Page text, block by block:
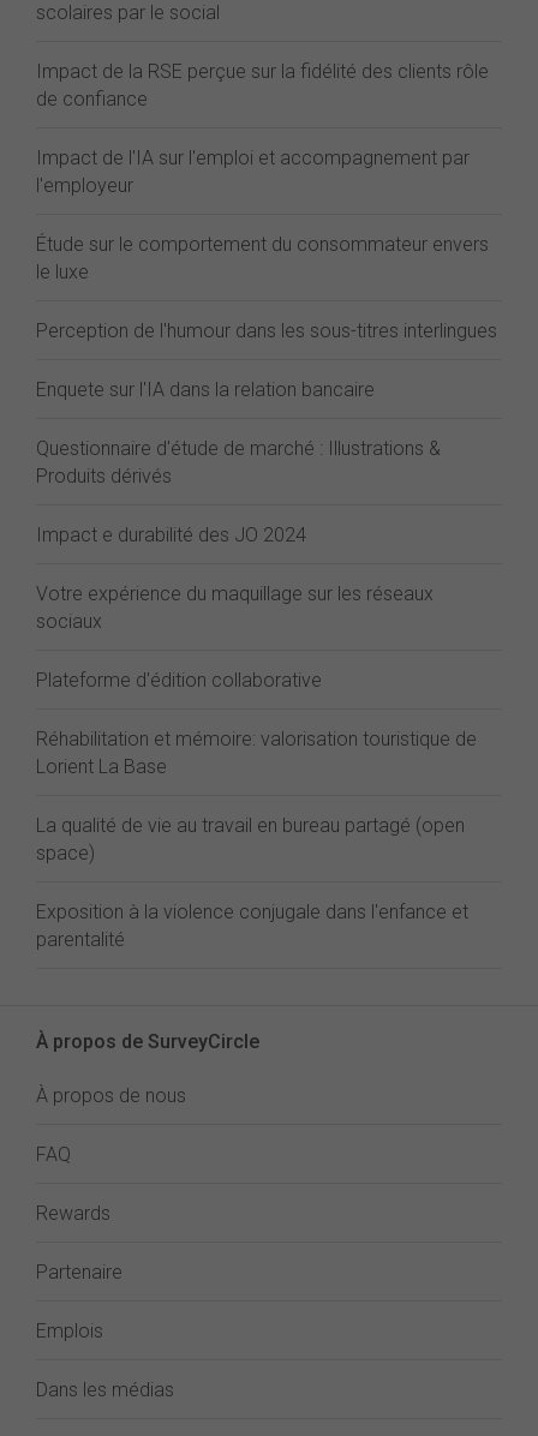
scolaires par le social
Impact de la RSE perçue sur la fidélité des clients rôle
de confiance
Impact de l'IA sur l'emploi et accompagnement par
l'employeur
Étude sur le comportement du consommateur envers
le luxe
Perception de l'humour dans les sous-titres interlingues
Enquete sur l'IA dans la relation bancaire
Questionnaire d'étude de marché : Illustrations &
Produits dérivés
Impact e durabilité des JO 2024
Votre expérience du maquillage sur les réseaux
sociaux
Plateforme d'édition collaborative
Réhabilitation et mémoire: valorisation touristique de
Lorient La Base
La qualité de vie au travail en bureau partagé (open
space)
Exposition à la violence conjugale dans l'enfance et
parentalité
À propos de SurveyCircle
À propos de nous
FAQ
Rewards
Partenaire
Emplois
Dans les médias